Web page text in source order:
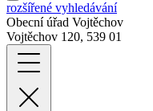
rozšířené vyhledávání
Obecní úřad Vojtěchov
Vojtěchov 120, 539 01